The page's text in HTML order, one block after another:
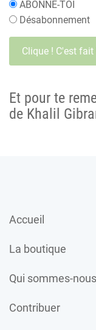
ABONNE-TOI
Désabonnement
Et pour te
de Khalil
Accueil
La boutique
Qui sommes-
Contribuer